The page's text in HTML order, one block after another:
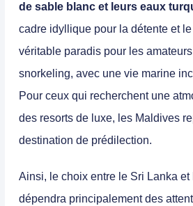
de sable blanc et leurs eaux
cadre idyllique pour la détente et le
véritable paradis pour les
snorkeling, avec une vie marine
Pour ceux qui recherchent une
des resorts de luxe, les Maldives
destination de prédilection.
Ainsi, le choix entre le Sri Lanka et
dépendra principalement des